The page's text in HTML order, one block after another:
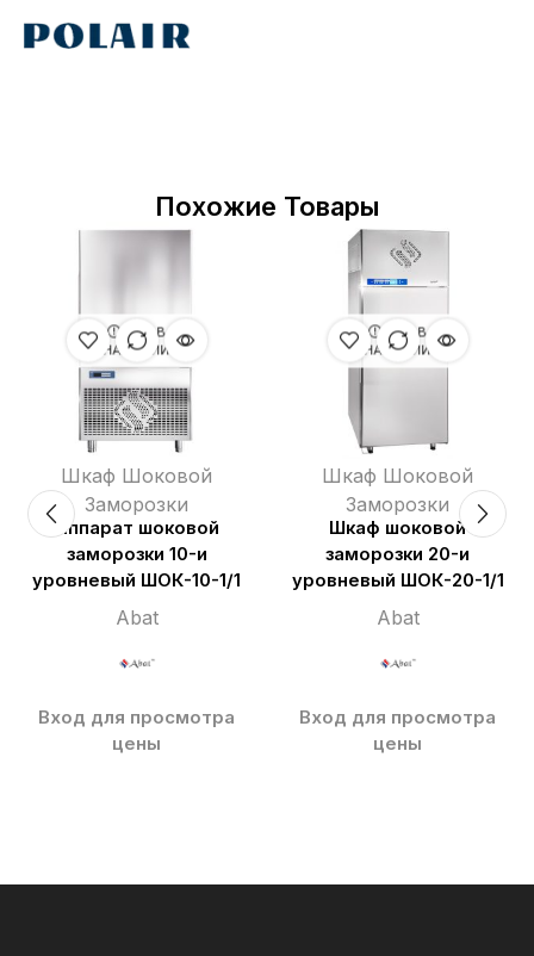
Похожие Товары
НЕТ В
НАЛИЧИИ
Шкаф Шоковой
Заморозки
Аппарат шоковой
заморозки 10-и
уровневый ШОК-10-1/1
Abat
Вход для просмотра
цены
НЕТ В
НАЛИЧИИ
Шкаф Шоковой
Заморозки
Шкаф шоковой
заморозки 20-и
уровневый ШОК-20-1/1
Abat
Вход для просмотра
цены